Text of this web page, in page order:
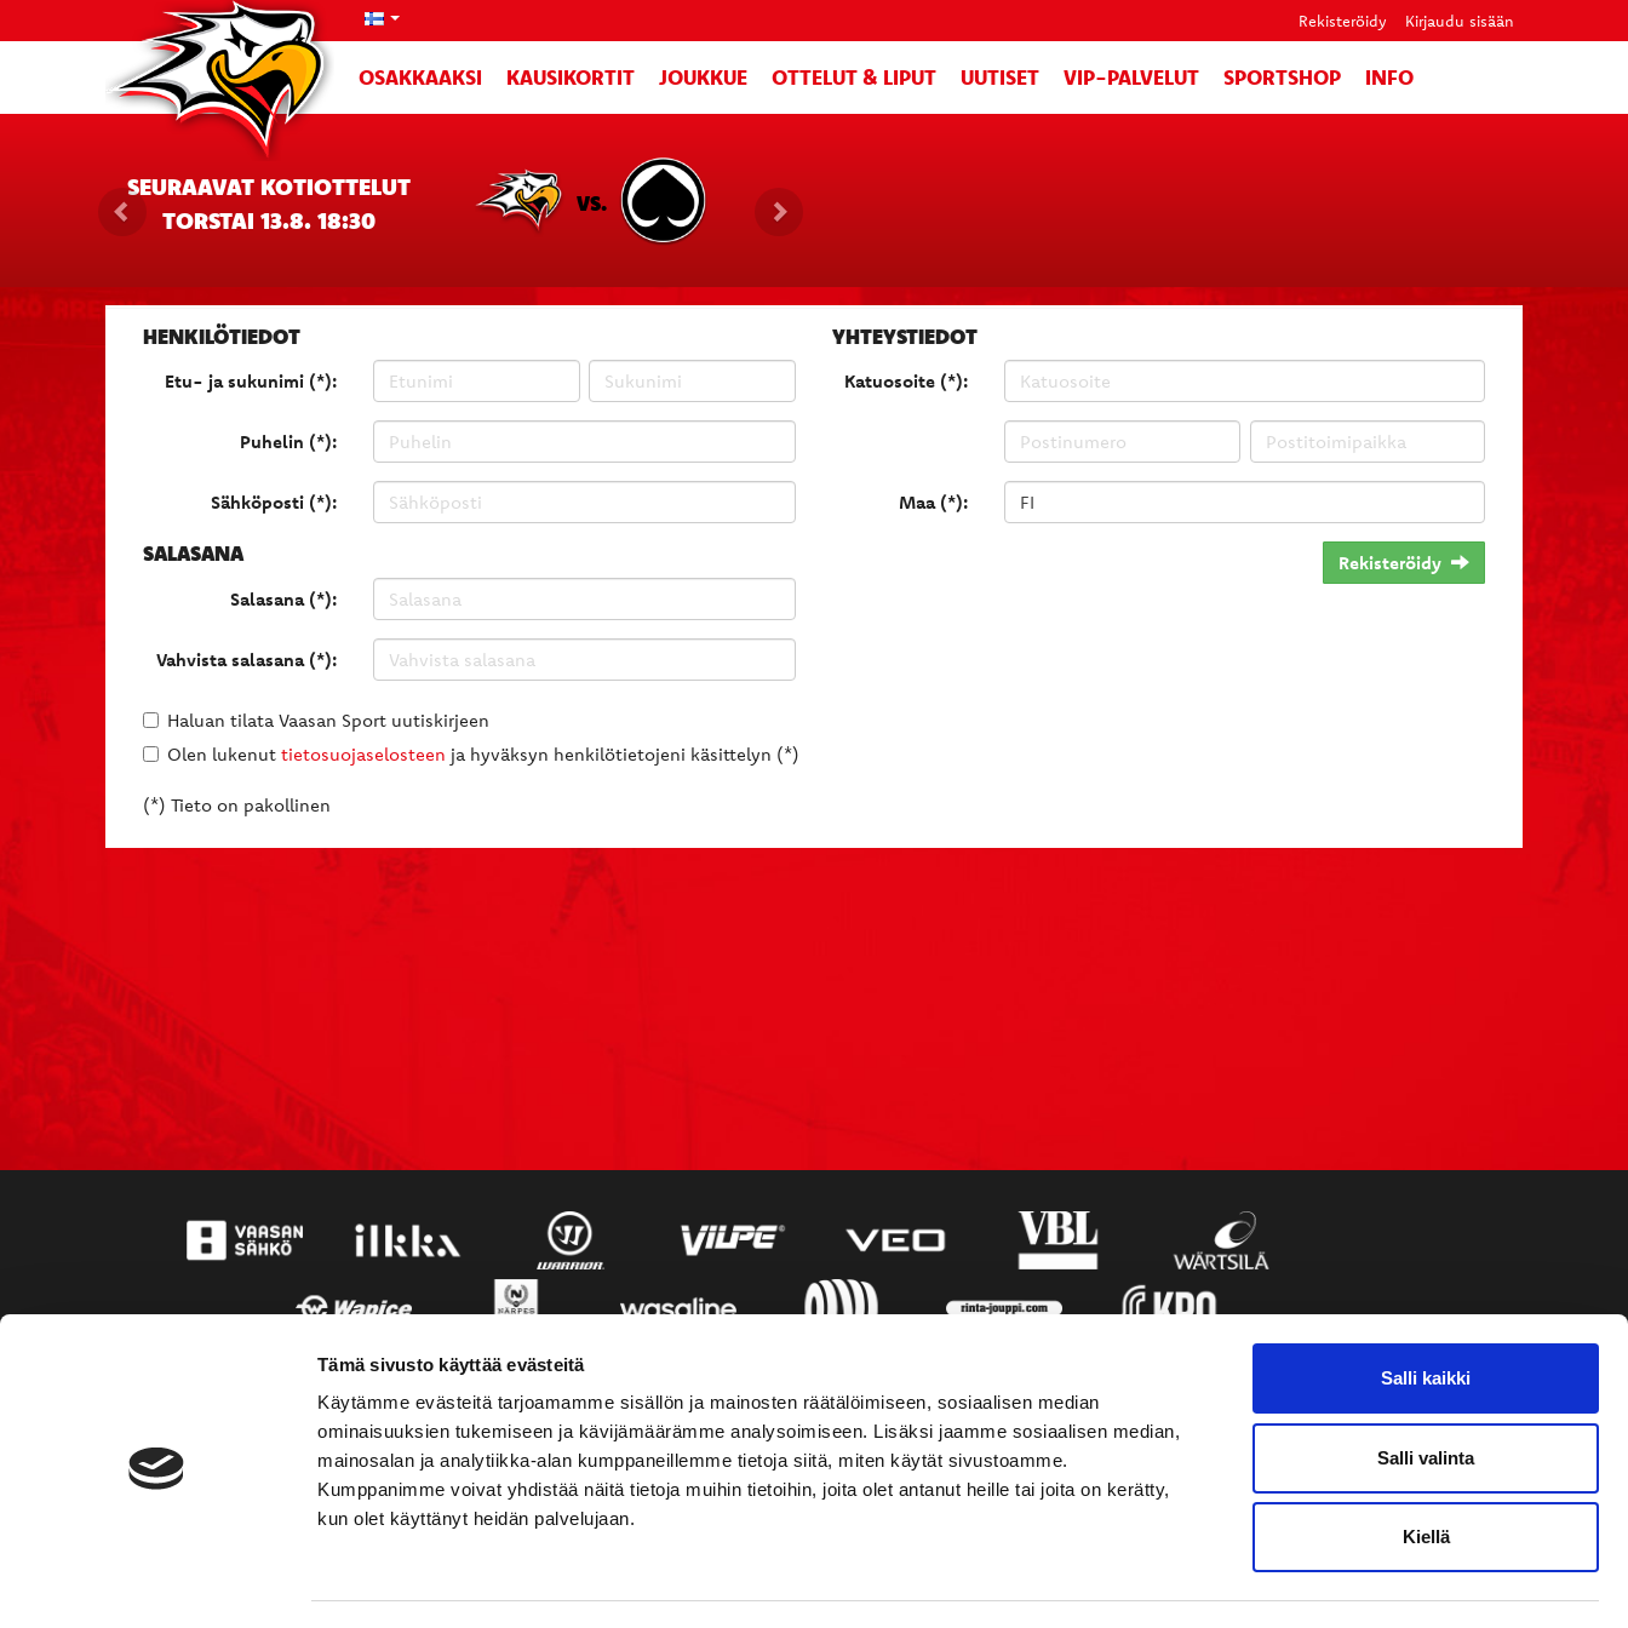
Tämä sivusto käyttää evästeitä
Käytämme evästeitä tarjoamamme sisällön ja mainosten räätälöimiseen, sosiaalisen median
ominaisuuksien tukemiseen ja kävijämäärämme analysoimiseen. Lisäksi jaamme sosiaalisen median,
mainosalan ja analytiikka-alan kumppaneillemme tietoja siitä, miten käytät sivustoamme.
Kumppanimme voivat yhdistää näitä tietoja muihin tietoihin, joita olet antanut heille tai joita on kerätty,
kun olet käyttänyt heidän palvelujaan.
Salli kaikki
Salli valinta
Kiellä
Rekisteröidy Kirjaudu sisään
OSAKKAAKSI KAUSIKORTIT JOUKKUE OTTELUT & LIPUT UUTISET VIP-PALVELUT SPORTSHOP INFO
SEURAAVAT KOTIOTTELUT
TORSTAI 13.8. 18:30
VS.
HENKILÖTIEDOT
Etu- ja sukunimi (*):
Puhelin (*):
Sähköposti (*):
SALASANA
Salasana (*):
Vahvista salasana (*):
YHTEYSTIEDOT
Katuosoite (*):
Maa (*):
Rekisteröidy
Haluan tilata Vaasan Sport uutiskirjeen
Olen lukenut tietosuojaselosteen ja hyväksyn henkilötietojeni käsittelyn (*)
(*) Tieto on pakollinen
YHTEYSTIEDOT SOSIAALINEN MEDIA VAASAN SPORT UUTISKIRJE